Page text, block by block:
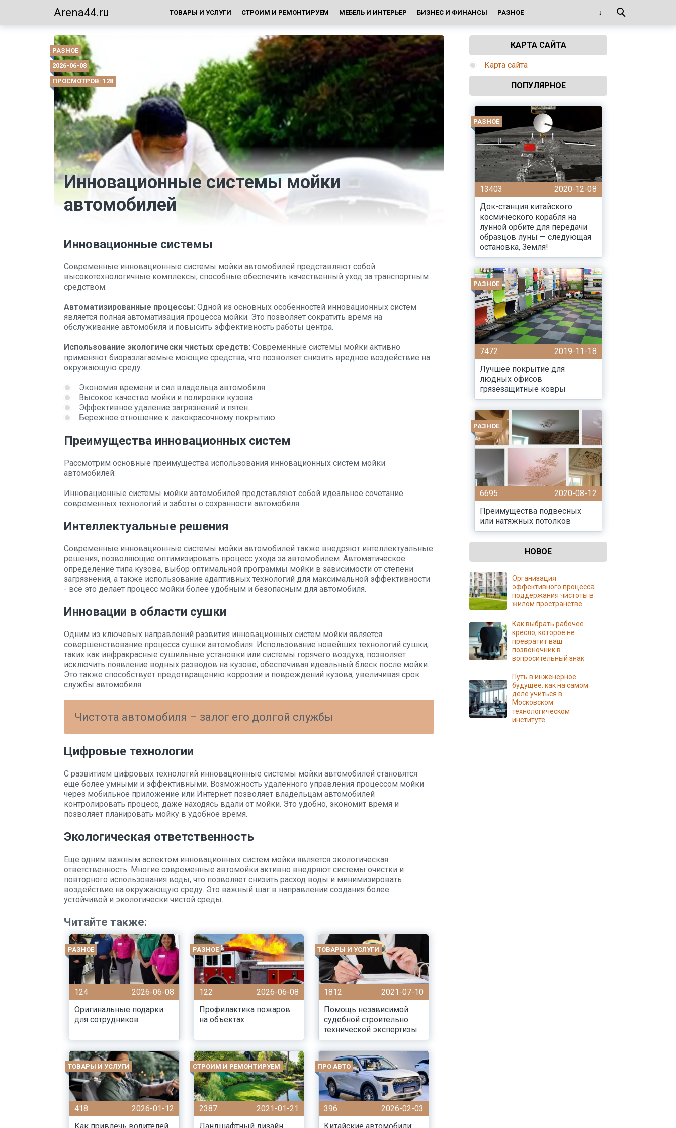
Arena44.ru ТОВАРЫ И УСЛУГИ СТРОИМ И РЕМОНТИРУЕМ МЕБЕЛЬ И ИНТЕРЬЕР БИЗНЕС И ФИНАНСЫ РАЗНОЕ
РАЗНОЕ
2026-06-08
ПРОСМОТРОВ: 128
Инновационные системы мойки
автомобилей
Инновационные системы
Современные инновационные системы мойки автомобилей представляют собой
высокотехнологичные комплексы, способные обеспечить качественный уход за транспортным
средством.
Автоматизированные процессы: Одной из основных особенностей инновационных систем
является полная автоматизация процесса мойки. Это позволяет сократить время на
обслуживание автомобиля и повысить эффективность работы центра.
Использование экологически чистых средств: Современные системы мойки активно
применяют биоразлагаемые моющие средства, что позволяет снизить вредное воздействие на
окружающую среду.
Экономия времени и сил владельца автомобиля.
Высокое качество мойки и полировки кузова.
Эффективное удаление загрязнений и пятен.
Бережное отношение к лакокрасочному покрытию.
Преимущества инновационных систем
Рассмотрим основные преимущества использования инновационных систем мойки
автомобилей:
Инновационные системы мойки автомобилей представляют собой идеальное сочетание
современных технологий и заботы о сохранности автомобиля.
Интеллектуальные решения
Современные инновационные системы мойки автомобилей также внедряют интеллектуальные
решения, позволяющие оптимизировать процесс ухода за автомобилем. Автоматическое
определение типа кузова, выбор оптимальной программы мойки в зависимости от степени
загрязнения, а также использование адаптивных технологий для максимальной эффективности
- все это делает процесс мойки более удобным и безопасным для автомобиля.
Инновации в области сушки
Одним из ключевых направлений развития инновационных систем мойки является
совершенствование процесса сушки автомобиля. Использование новейших технологий сушки,
таких как инфракрасные сушильные установки или системы горячего воздуха, позволяет
исключить появление водных разводов на кузове, обеспечивая идеальный блеск после мойки.
Это также способствует предотвращению коррозии и повреждений кузова, увеличивая срок
службы автомобиля.
Чистота автомобиля – залог его долгой службы
Цифровые технологии
С развитием цифровых технологий инновационные системы мойки автомобилей становятся
еще более умными и эффективными. Возможность удаленного управления процессом мойки
через мобильное приложение или Интернет позволяет владельцам автомобилей
контролировать процесс, даже находясь вдали от мойки. Это удобно, экономит время и
позволяет планировать мойку в удобное время.
Экологическая ответственность
Еще одним важным аспектом инновационных систем мойки является экологическая
ответственность. Многие современные автомойки активно внедряют системы очистки и
повторного использования воды, что позволяет снизить расход воды и минимизировать
воздействие на окружающую среду. Это важный шаг в направлении создания более
устойчивой и экологически чистой среды.
Читайте также:
РАЗНОЕ
124
2026-06-08
Оригинальные подарки
для сотрудников
РАЗНОЕ
122
2026-06-08
Профилактика пожаров
на объектах
ТОВАРЫ И УСЛУГИ
1812
2021-07-10
Помощь независимой
судебной строительно
технической экспертизы
ТОВАРЫ И УСЛУГИ
418
2026-01-12
СТРОИМ И РЕМОНТИРУЕМ
2387
2021-01-21
ПРО АВТО
396
2026-02-03
КАРТА САЙТА
Карта сайта
ПОПУЛЯРНОЕ
РАЗНОЕ
13403
2020-12-08
Док-станция китайского
космического корабля на
лунной орбите для передачи
образцов луны — следующая
остановка, Земля!
РАЗНОЕ
7472
2019-11-18
Лучшее покрытие для
людных офисов
грязезащитные ковры
РАЗНОЕ
6695
2020-08-12
Преимущества подвесных
или натяжных потолков
НОВОЕ
Организация
эффективного процесса
поддержания чистоты в
жилом пространстве
Как выбрать рабочее
кресло, которое не
превратит ваш
позвоночник в
вопросительный знак
Путь в инженерное
будущее: как на самом
деле учиться в
Московском
технологическом
институте